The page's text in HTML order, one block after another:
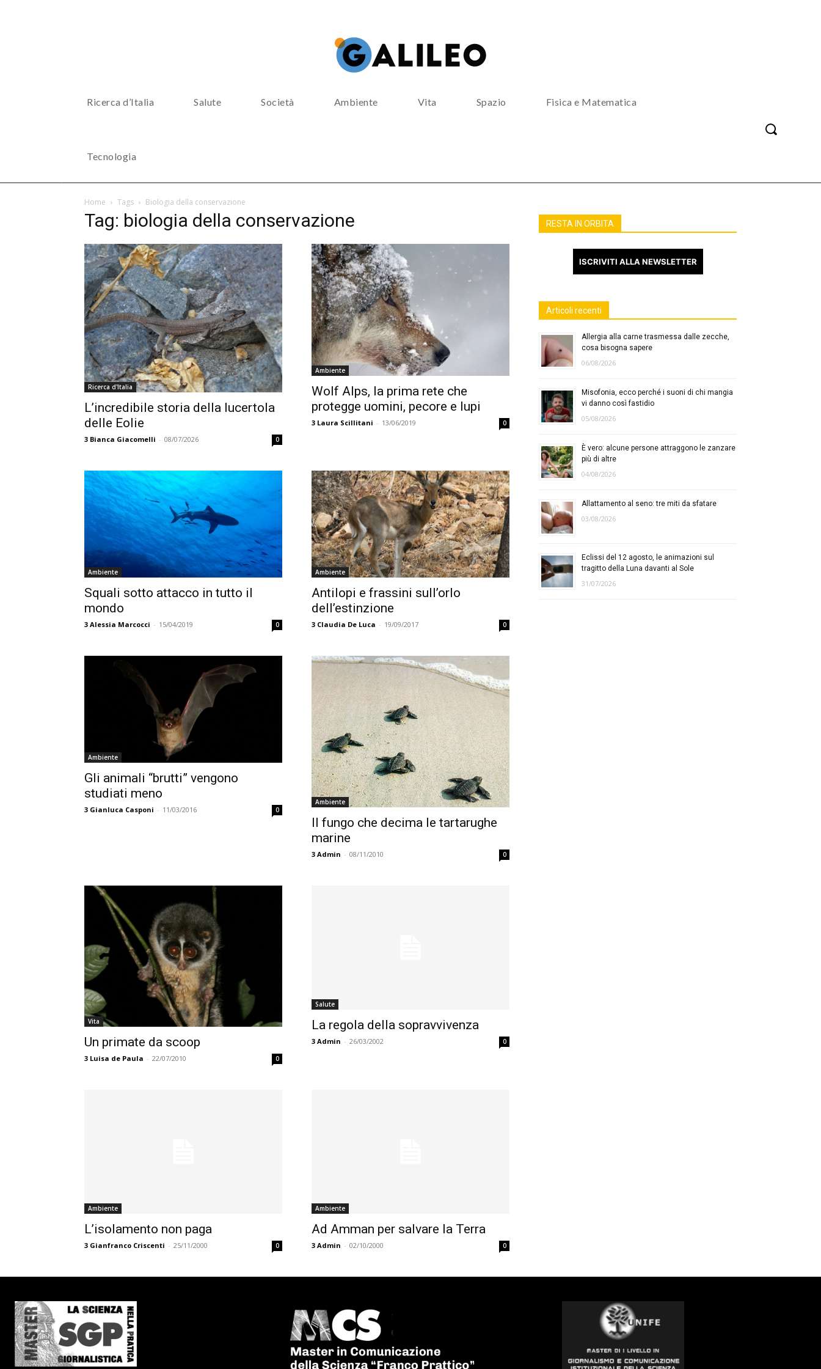
Ricerca d’Italia Salute Società Ambiente Vita Spazio Fisica e Matematica
Tecnologia
Home Tags Biologia della conservazione
Tag: biologia della conservazione
Ricerca d'Italia
L’incredibile storia della lucertola
delle Eolie
3 Bianca Giacomelli - 08/07/2026 0
Ambiente
Wolf Alps, la prima rete che
protegge uomini, pecore e lupi
3 Laura Scillitani - 13/06/2019 0
Ambiente
Squali sotto attacco in tutto il
mondo
3 Alessia Marcocci - 15/04/2019 0
Ambiente
Antilopi e frassini sull’orlo
dell’estinzione
3 Claudia De Luca - 19/09/2017 0
Ambiente
Gli animali “brutti” vengono
studiati meno
3 Gianluca Casponi - 11/03/2016 0
Ambiente
Il fungo che decima le tartarughe
marine
3 Admin - 08/11/2010 0
Vita
Un primate da scoop
3 Luisa de Paula - 22/07/2010 0
Salute
La regola della sopravvivenza
3 Admin - 26/03/2002 0
Ambiente
L’isolamento non paga
3 Gianfranco Criscenti - 25/11/2000 0
Ambiente
Ad Amman per salvare la Terra
3 Admin - 02/10/2000 0
RESTA IN ORBITA
ISCRIVITI ALLA NEWSLETTER
Articoli recenti
Allergia alla carne trasmessa dalle zecche,
cosa bisogna sapere
06/08/2026
Misofonia, ecco perché i suoni di chi mangia
vi danno così fastidio
05/08/2026
È vero: alcune persone attraggono le zanzare
più di altre
04/08/2026
Allattamento al seno: tre miti da sfatare
03/08/2026
Eclissi del 12 agosto, le animazioni sul
tragitto della Luna davanti al Sole
31/07/2026